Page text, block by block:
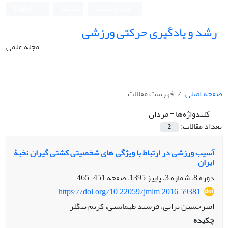
رشد و یادگیری حرکتی ورزشی
مجله علمی
صفحه اصلی
فهرست مقالات
کلیدواژه‌ها =مردان
تعداد مقالات:
2
آسیب ورزشی در ارتباط با ویژگی های شخصیتی کشتی گیران نخبۀ
ایران
دوره 8، شماره 3، پاییز 1395، صفحه
451-465
https://doi.org/10.22059/jmlm.2016.59381
امیرحسین براتی، فرشید طهماسبی، کریم بیگلر
چکیده